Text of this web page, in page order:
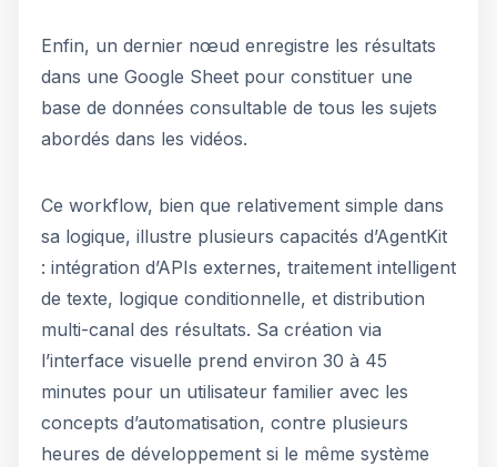
Enfin, un dernier nœud enregistre les résultats
dans une Google Sheet pour constituer une
base de données consultable de tous les sujets
abordés dans les vidéos.
Ce workflow, bien que relativement simple dans
sa logique, illustre plusieurs capacités d’AgentKit
: intégration d’APIs externes, traitement intelligent
de texte, logique conditionnelle, et distribution
multi-canal des résultats. Sa création via
l’interface visuelle prend environ 30 à 45
minutes pour un utilisateur familier avec les
concepts d’automatisation, contre plusieurs
heures de développement si le même système